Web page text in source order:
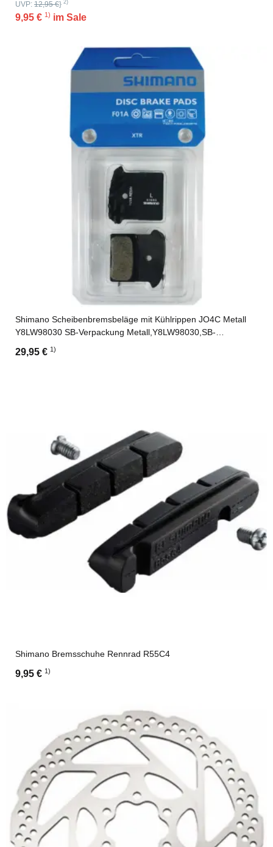
UVP: 12,95 €} 2)
9,95 € 1) im Sale
Shimano Scheibenbremsbeläge mit Kühlrippen JO4C Metall
Y8LW98030 SB-Verpackung Metall,Y8LW98030,SB-
Verpackung
29,95 € 1)
Shimano Bremsschuhe Rennrad R55C4
9,95 € 1)